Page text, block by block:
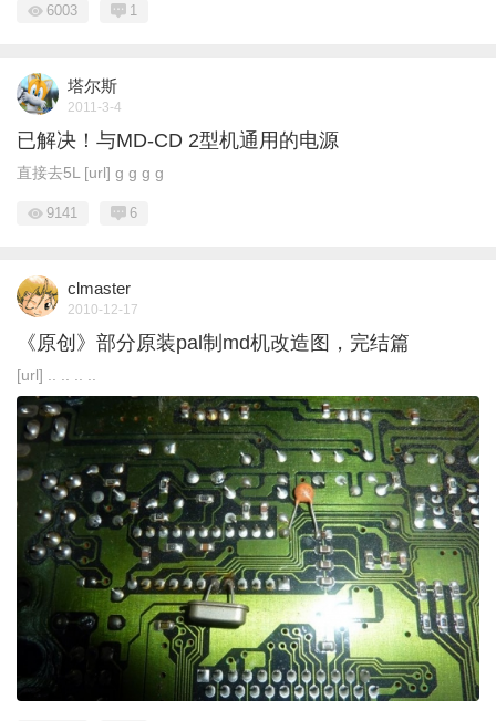
6003 1
塔尔斯
2011-3-4
已解决！与MD-CD 2型机通用的电源
直接去5L [url] ɡ ɡ ɡ ɡ
9141 6
clmaster
2010-12-17
《原创》部分原装pal制md机改造图，完结篇
[url] .. .. .. ..